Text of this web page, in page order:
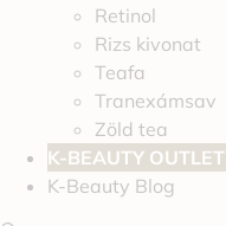
Retinol
Rizs kivonat
Teafa
Tranexámsav
Zöld tea
K-BEAUTY OUTLET
K-Beauty Blog